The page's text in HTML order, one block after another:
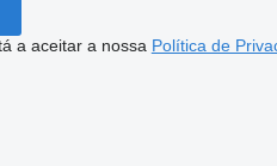
a aceitar a nossa Política de